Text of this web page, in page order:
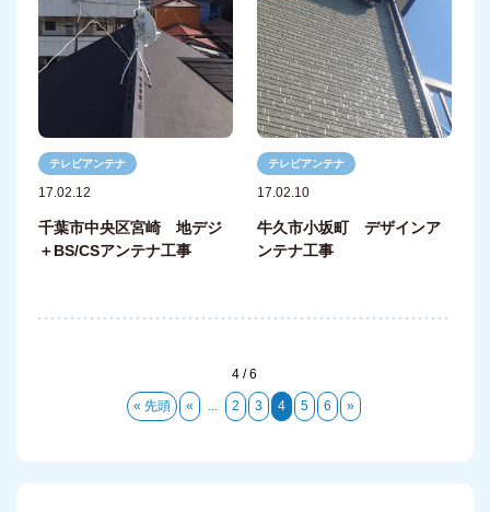
テレビアンテナ
17.02.12
千葉市中央区宮崎 地デジ
＋BS/CSアンテナ工事
テレビアンテナ
17.02.10
牛久市小坂町 デザインア
ンテナ工事
4 / 6
« 先頭 « ... 2 3 4 5 6 »